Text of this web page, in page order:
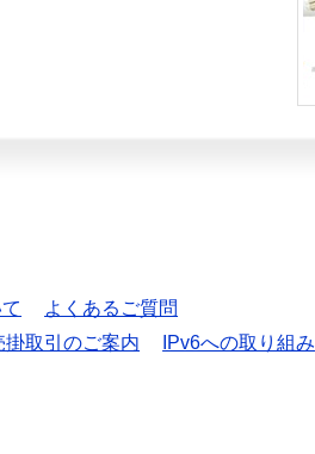
よくあるご質問
掛取引のご案内
IPv6への取り組み